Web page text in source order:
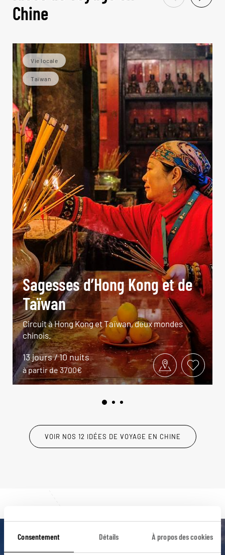
Consentement Détails À propos des cookies
Chine
Vie locale
Taïwan
Sagesses d’Hong Kong et de
Taïwan
Circuit à Hong Kong et Taïwan, deux mondes
chinois.
13 jours / 10 nuits
à partir de 3700€
VOIR NOS 12 IDÉES DE VOYAGE EN CHINE